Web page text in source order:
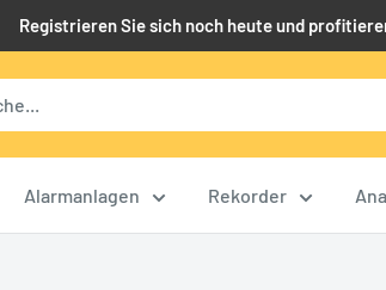
Registrieren Sie sich noch heute und
Alarmanlagen Rekorder